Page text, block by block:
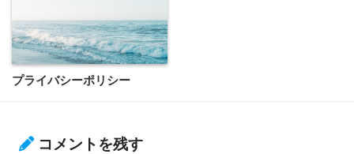
プライバシーポリシー
コメントを残す